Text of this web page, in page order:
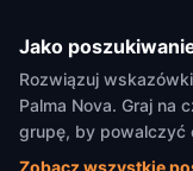
Jako
Rozwiązuj
Palma Nova. Graj na
grupę, by powalczyć
Zobacz wszystkie